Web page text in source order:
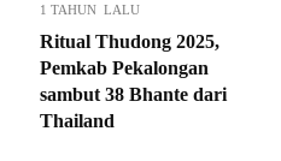
1 TAHUN LALU
Ritual Thudong 2025,
Pemkab Pekalongan
sambut 38 Bhante dari
Thailand